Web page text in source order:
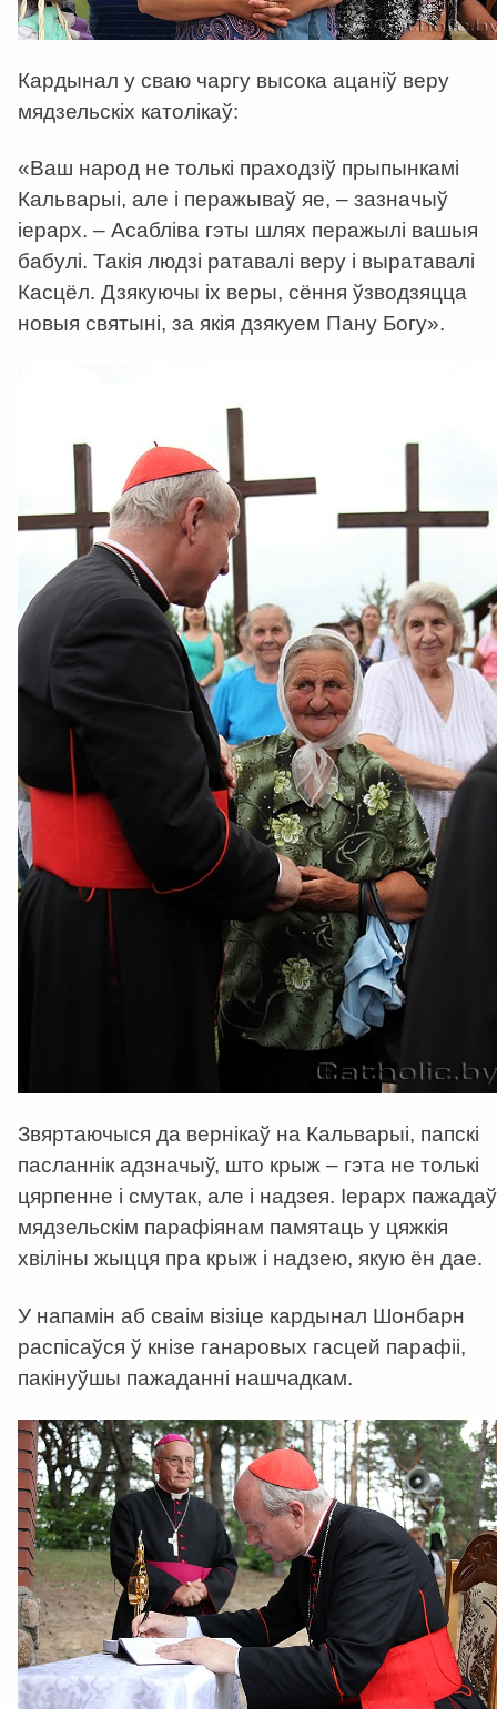
Кардынал у сваю чаргу высока ацаніў веру
мядзельскіх католікаў:
«Ваш народ не толькі праходзіў прыпынкамі
Кальварыі, але і перажываў яе, – зазначыў
іерарх. – Асабліва гэты шлях перажылі вашыя
бабулі. Такія людзі ратавалі веру і выратавалі
Касцёл. Дзякуючы іх веры, сёння ўзводзяцца
новыя святыні, за якія дзякуем Пану Богу».
Звяртаючыся да вернікаў на Кальварыі, папскі
пасланнік адзначыў, што крыж – гэта не толькі
цярпенне і смутак, але і надзея. Іерарх пажадаў
мядзельскім парафіянам памятаць у цяжкія
хвіліны жыцця пра крыж і надзею, якую ён дае.
У напамін аб сваім візіце кардынал Шонбарн
распісаўся ў кнізе ганаровых гасцей парафіі,
пакінуўшы пажаданні нашчадкам.